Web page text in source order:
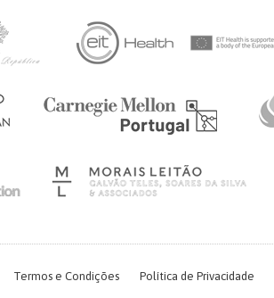
Termos e Condições Política de Privacidade